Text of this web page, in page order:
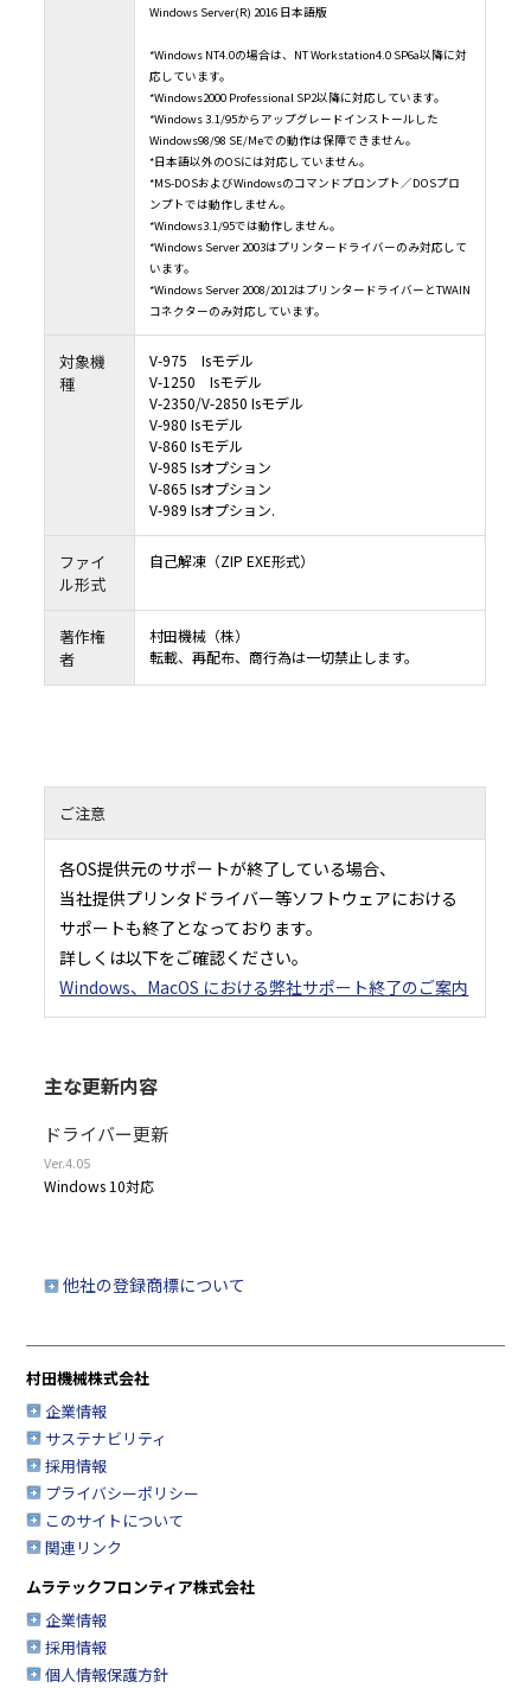
（最終更新日：2019年2月14日）
Windows Server(R) 2016 日本語版
*Windows NT4.0の場合は、NT Workstation4.0 SP6a以降に対
応しています。
*Windows2000 Professional SP2以降に対応しています。
*Windows 3.1/95からアップグレードインストールした
Windows98/98 SE/Meでの動作は保障できません。
*日本語以外のOSには対応していません。
*MS-DOSおよびWindowsのコマンドプロンプト／DOSプロ
ンプトでは動作しません。
*Windows3.1/95では動作しません。
*Windows Server 2003はプリンタードライバーのみ対応して
います。
*Windows Server 2008/2012はプリンタードライバーとTWAIN
コネクターのみ対応しています。
対象機
種
V-975 Isモデル
V-1250 Isモデル
V-2350/V-2850 Isモデル
V-980 Isモデル
V-860 Isモデル
V-985 Isオプション
V-865 Isオプション
V-989 Isオプション.
ファイ
ル形式
自己解凍（ZIP EXE形式）
著作権
者
村田機械（株）
転載、再配布、商行為は一切禁止します。
ご注意
各OS提供元のサポートが終了している場合、
当社提供プリンタドライバー等ソフトウェアにおける
サポートも終了となっております。
詳しくは以下をご確認ください。
Windows、MacOS における弊社サポート終了のご案内
主な更新内容
ドライバー更新
Ver.4.05
Windows 10対応
他社の登録商標について
村田機械株式会社
企業情報
サステナビリティ
採用情報
プライバシーポリシー
このサイトについて
関連リンク
ムラテックフロンティア株式会社
企業情報
採用情報
個人情報保護方針